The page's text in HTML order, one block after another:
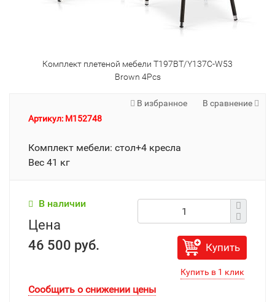
Комплект плетеной мебели T197BT/Y137C-W53
Brown 4Pcs
В избранное
В сравнение
Артикул: M152748
Комплект мебели: стол+4 кресла
Вес 41 кг
В наличии
Цена
46 500 руб.
Купить
Сообщить о снижении цены